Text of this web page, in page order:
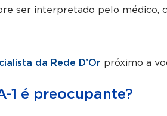
ser interpretado pelo médico,
da Rede D’Or próximo a
1 é preocupante?